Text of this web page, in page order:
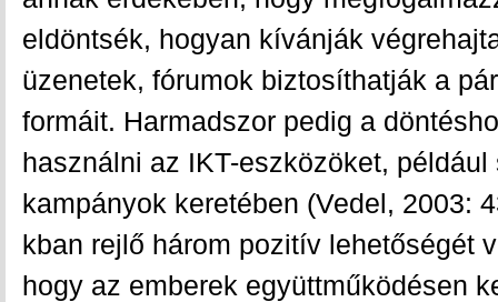
eldöntsék, hogyan kívánják
üzenetek, fórumok biztosíthatják a
formáit. Harmadszor pedig a
használni az IKT-eszközöket,
kampányok keretében (Vedel, 2003:
kban rejlő három pozitív lehetőségét
hogy az emberek együttműködésen